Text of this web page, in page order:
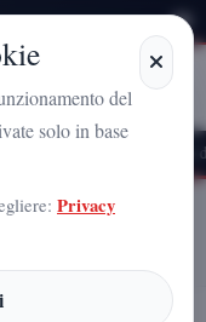
il radicamento del
del
solo in base
Privacy